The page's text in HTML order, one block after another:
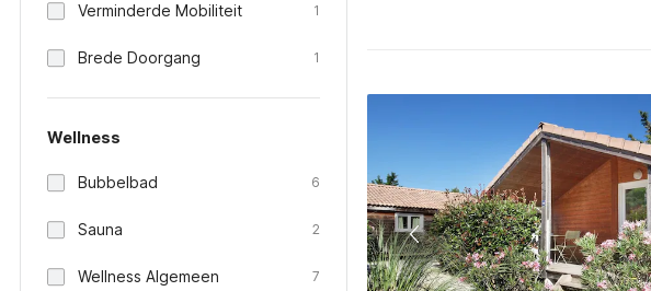
Verminderde Mobiliteit 1
Brede Doorgang 1
Wellness
Bubbelbad 6
Sauna 2
Wellness Algemeen 7